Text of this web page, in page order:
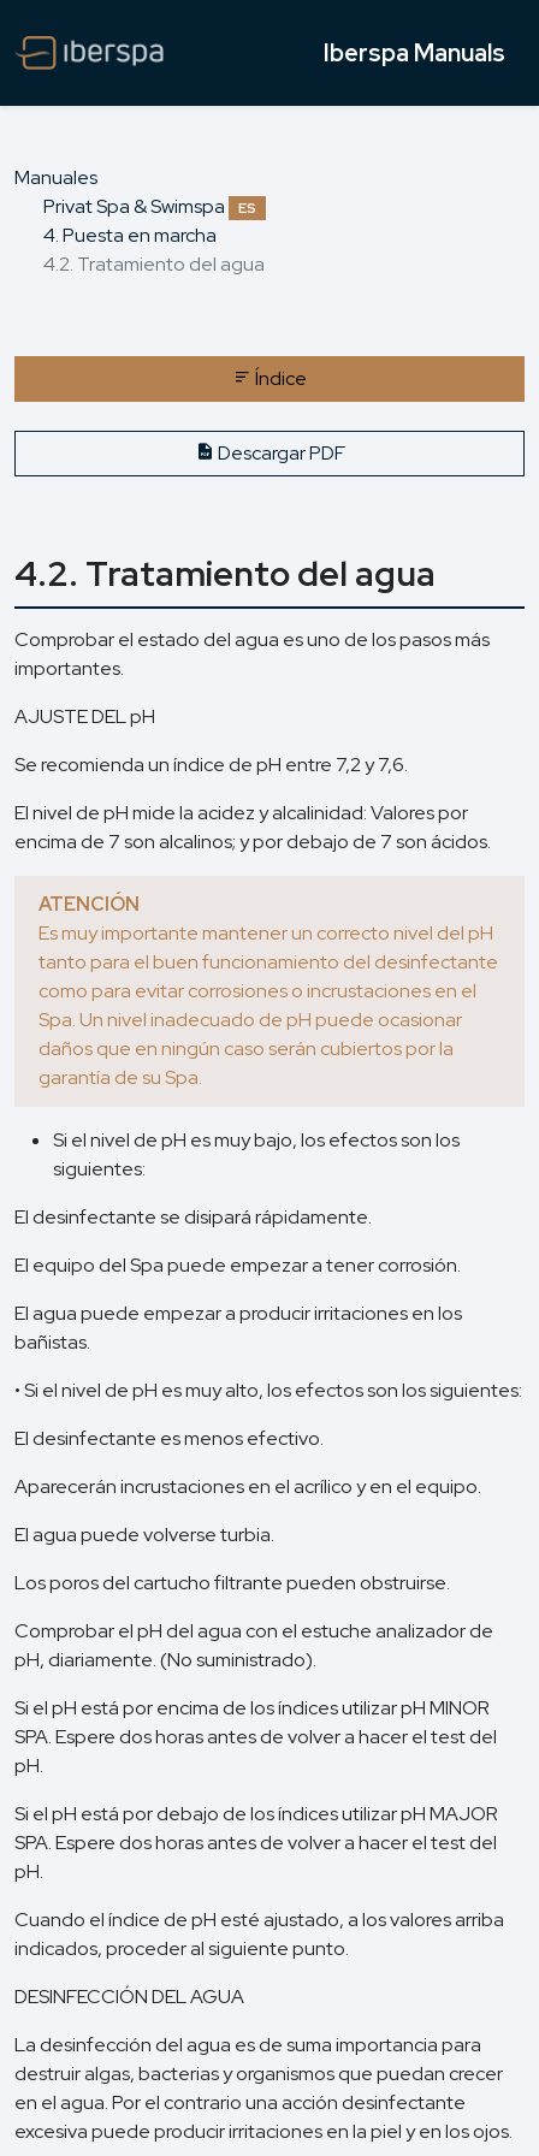
Iberspa Manuals
Manuales
Privat Spa & Swimspa
ES
4. Puesta en marcha
4.2. Tratamiento del agua
Índice
Descargar PDF
4.2. Tratamiento del agua
Comprobar el estado del agua es uno de los pasos más
importantes.
AJUSTE DEL pH
Se recomienda un índice de pH entre 7,2 y 7,6.
El nivel de pH mide la acidez y alcalinidad: Valores por
encima de 7 son alcalinos; y por debajo de 7 son ácidos.
ATENCIÓN
Es muy importante mantener un correcto nivel del pH
tanto para el buen funcionamiento del desinfectante
como para evitar corrosiones o incrustaciones en el
Spa. Un nivel inadecuado de pH puede ocasionar
daños que en ningún caso serán cubiertos por la
garantía de su Spa.
Si el nivel de pH es muy bajo, los efectos son los
siguientes:
El desinfectante se disipará rápidamente.
El equipo del Spa puede empezar a tener corrosión.
El agua puede empezar a producir irritaciones en los
bañistas.
• Si el nivel de pH es muy alto, los efectos son los siguientes:
El desinfectante es menos efectivo.
Aparecerán incrustaciones en el acrílico y en el equipo.
El agua puede volverse turbia.
Los poros del cartucho filtrante pueden obstruirse.
Comprobar el pH del agua con el estuche analizador de
pH, diariamente. (No suministrado).
Si el pH está por encima de los índices utilizar pH MINOR
SPA. Espere dos horas antes de volver a hacer el test del
pH.
Si el pH está por debajo de los índices utilizar pH MAJOR
SPA. Espere dos horas antes de volver a hacer el test del
pH.
Cuando el índice de pH esté ajustado, a los valores arriba
indicados, proceder al siguiente punto.
DESINFECCIÓN DEL AGUA
La desinfección del agua es de suma importancia para
destruir algas, bacterias y organismos que puedan crecer
en el agua. Por el contrario una acción desinfectante
excesiva puede producir irritaciones en la piel y en los ojos.